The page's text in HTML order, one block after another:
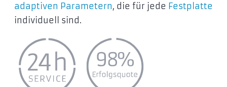
adaptiven Parametern, die für jede Festplatte
individuell sind.